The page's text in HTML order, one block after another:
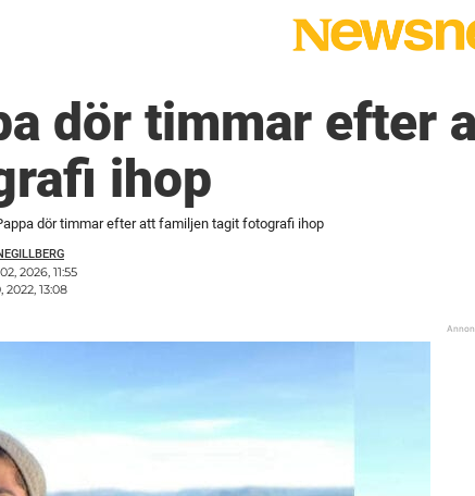
dör timmar efter
ihop
dör timmar efter att familjen tagit fotografi ihop
2026, 11:55
2022, 13:08